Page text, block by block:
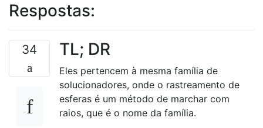
Respostas:
34 TL; DR
Eles pertencem à mesma família de
solucionadores, onde o rastreamento de
esferas é um método de marchar com
raios, que é o nome da família.